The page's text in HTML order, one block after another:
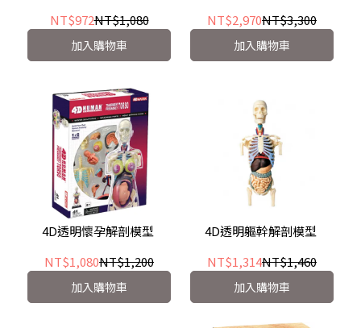
NT$972NT$1,080
加入購物車
NT$2,970NT$3,300
加入購物車
4D透明懷孕解剖模型
NT$1,080NT$1,200
加入購物車
4D透明軀幹解剖模型
NT$1,314NT$1,460
加入購物車